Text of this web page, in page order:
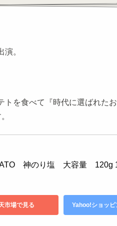
。
トを食べて『時代に選ばれた
　神のり塩　大容量　120g
市場で見る Yahoo!ショッピ